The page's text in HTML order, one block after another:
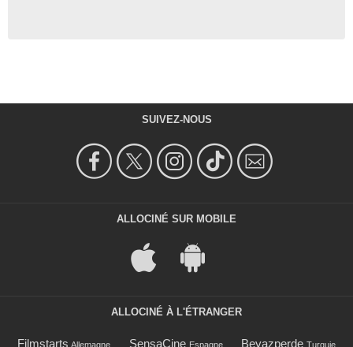
SUIVEZ-NOUS
ALLOCINÉ SUR MOBILE
ALLOCINÉ À L'ÉTRANGER
Filmstarts Allemagne SensaCine Espagne Beyazperde Turquie